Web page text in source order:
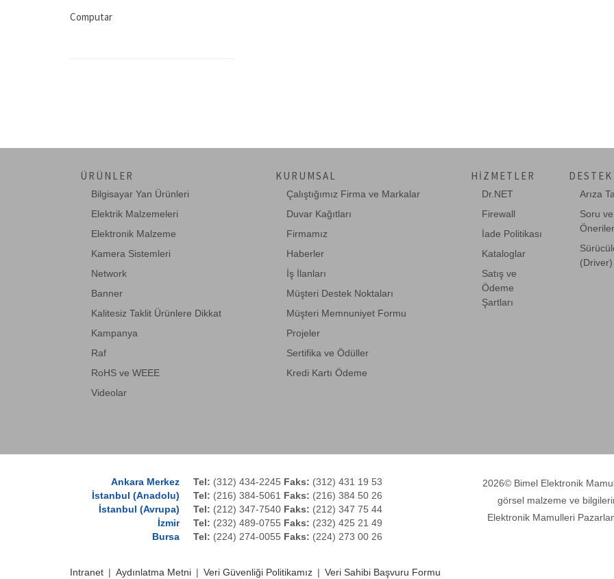
Computar
EETools
Fujitsu
Intracom
Leviton
Planet
TP-LINK
ÜRÜNLER
Bilgisayar Yan Ürünleri
Elektrik Malzemeleri
Elektronik Malzeme
Kamera Sistemleri
Network
Banner
Kalitesiz Taklit Ürünlere Dikkat
Kampanya
Raf
RoHS ve WEEE
Videolar
KURUMSAL
Çalıştığımız Firma ve Markalar
Duvar Kağıtları
Firmamız
Haberler
İş İlanları
Müşteri Destek Noktaları
Müşteri Memnuniyet Formu
Projeler
Sertifika ve Ödüller
Kredi Kartı Ödeme
HIZMETLER
Dr.NET
Firewall
İade Politikası
Kataloglar
Satış ve
Ödeme
Şartları
DESTEK
Arıza
Soru ve
Öneriler
(Driver)
Ankara Merkez Tel: (312) 434-2245 Faks: (312) 431 19 53
İstanbul (Anadolu)
Tel: (216) 384-5061 Faks: (216) 384 50 26
İstanbul (Avrupa)
Tel: (212) 347-7540 Faks: (212) 347 75 44
İzmir
Tel: (232) 489-0755 Faks: (232) 425 21 49
Bursa
Tel: (224) 274-0055 Faks: (224) 273 00 26
Intranet | Aydınlatma Metni | Veri Güvenliği Politikamız | Veri Sahibi Başvuru Formu
2026© Bimel Elektronik
görsel malzeme ve
Elektronik Mamulleri